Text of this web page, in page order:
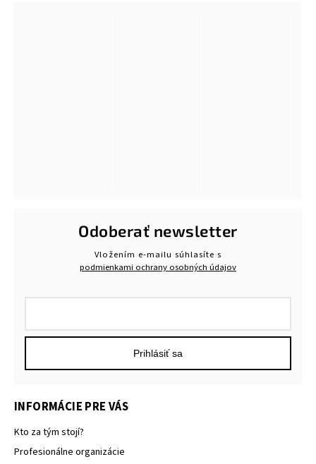
INFORMÁCIE PRE VÁS
Kto za tým stojí?
Profesionálne organizácie
Odoberať newsletter
Vložením e-mailu súhlasíte s
podmienkami ochrany osobných údajov
Prihlásiť sa